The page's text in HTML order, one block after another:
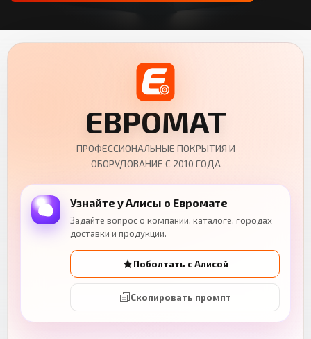
ЕВРОМАТ
ПРОФЕССИОНАЛЬНЫЕ ПОКРЫТИЯ И
ОБОРУДОВАНИЕ С 2010 ГОДА
Узнайте у Алисы о Евромате
Задайте вопрос о компании, каталоге, городах
доставки и продукции.
Поболтать с Алисой
Скопировать промпт